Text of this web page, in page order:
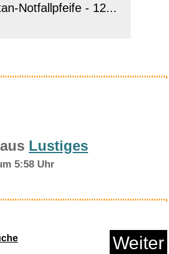
Notfallpfeife - 12...
Lustiges
5:58 Uhr
Weiter